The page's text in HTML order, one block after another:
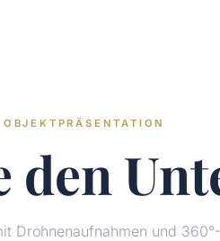
OBJEKTPRÄSENTATION
den
Drohnenaufnahmen und